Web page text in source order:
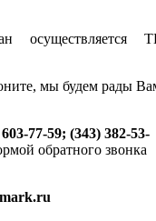
осуществляется
мы будем рады
77-59; (343) 382-53-
обратного звонка